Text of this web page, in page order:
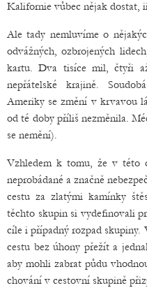
Kalifornie vůbec nějak
Ale tady nemluvíme o
odvážných, ozbrojených
kartu. Dva tisíce mil, čtyři
nepřátelské krajině.
Ameriky se změní v krvavou
od té doby příliš nezměnila.
se nemění).
Vzhledem k tomu, že v této
neprobádané a značně
cestu za zlatými kamínky
těchto skupin si vydefinovali
cíle i případný rozpad skupiny.
cestu bez úhony přežít a
aby mohli zabrat půdu
chování v cestovní skupině